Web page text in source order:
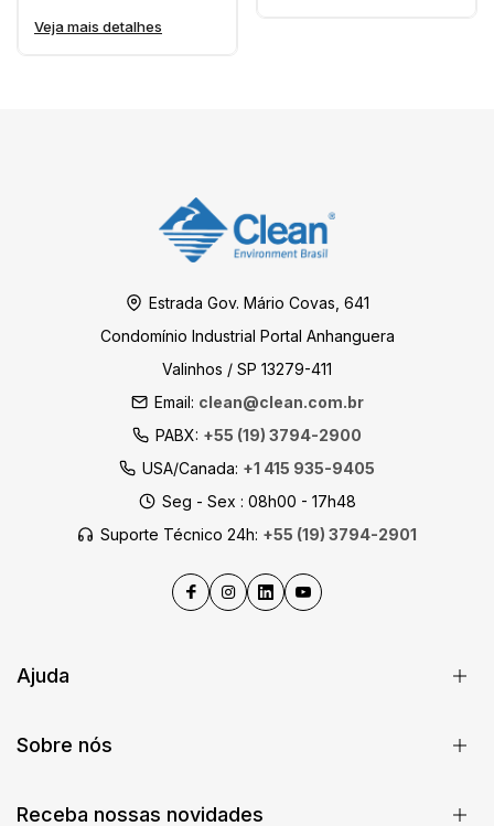
Veja mais detalhes
Estrada Gov. Mário Covas, 641
Condomínio Industrial Portal Anhanguera
Valinhos / SP 13279-411
Email: clean@clean.com.br
PABX: +55 (19) 3794-2900
USA/Canada: +1 415 935-9405
Seg - Sex : 08h00 - 17h48
Suporte Técnico 24h: +55 (19) 3794-2901
Ajuda
Sobre nós
Receba nossas novidades